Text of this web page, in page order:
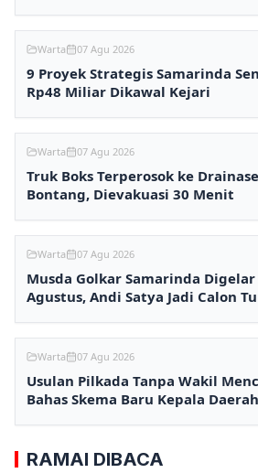
Warta 07 Agu 2026
9 Proyek Strategis Samarinda
Rp48 Miliar Dikawal Kejari
Warta 07 Agu 2026
Truk Boks Terperosok ke
Bontang, Dievakuasi 30 Menit
Warta 07 Agu 2026
Musda Golkar Samarinda Digelar
Agustus, Andi Satya Jadi Calon
Warta 07 Agu 2026
Usulan Pilkada Tanpa Wakil
Bahas Skema Baru Kepala Daerah
RAMAI DIBACA